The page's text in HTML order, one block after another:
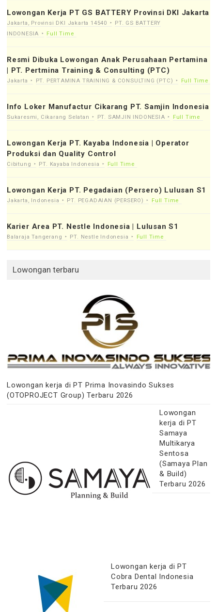
Lowongan Kerja PT GS BATTERY Provinsi DKI Jakarta
Jakarta, Provinsi DKI Jakarta 14540
PT. GS BATTERY
INDONESIA
Full Time
Resmi Dibuka Lowongan Anak Perusahaan Pertamina
| PT. Pertmina Training & Consulting (PTC)
Jakarta PT. PERTAMINA TRAINING & CONSULTING (PTC) Full Time
Info Loker Manufactur Cikarang PT. Samjin Indonesia
Sukaresmi, Cikarang Selatan PT. SAMJIN INDONESIA Full Time
Lowongan Kerja PT. Kayaba Indonesia | Operator
Produksi dan Quality Control
Cibitung PT. Kayaba Indonesia Full Time
Lowongan Kerja PT. Pegadaian (Persero) Lulusan S1
Jakarta, Indonesia PT. PEGADAIAN (PERSERO) Full Time
Karier Area PT. Nestle Indonesia | Lulusan S1
Balaraja Tangerang PT. Nestle Indonesia Full Time
Lowongan terbaru
Lowongan kerja di PT Prima Inovasindo Sukses
(OTOPROJECT Group) Terbaru 2026
Lowongan
kerja di PT
Samaya
Multikarya
Sentosa
(Samaya Plan
& Build)
Terbaru 2026
Lowongan kerja di PT
Cobra Dental Indonesia
Terbaru 2026